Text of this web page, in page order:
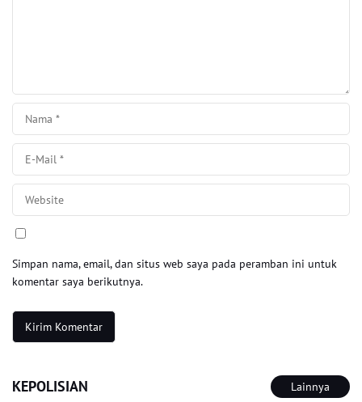
Simpan nama, email, dan situs web saya pada peramban ini untuk
komentar saya berikutnya.
KEPOLISIAN Lainnya